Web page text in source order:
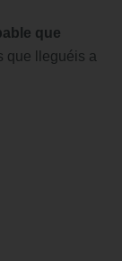
que
que lleguéis a